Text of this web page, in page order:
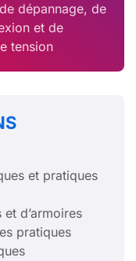
dépannage, de
et de
tension
et pratiques
d’armoires
pratiques